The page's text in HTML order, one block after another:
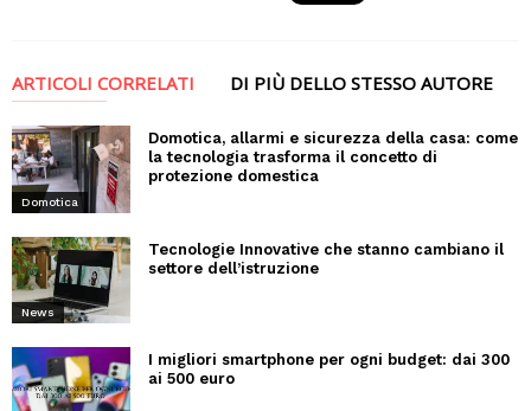
ARTICOLI CORRELATI DI PIÙ DELLO STESSO AUTORE
Domotica
Domotica, allarmi e sicurezza della casa: come
la tecnologia trasforma il concetto di
protezione domestica
News
Tecnologie Innovative che stanno cambiano il
settore dell’istruzione
I migliori smartphone per ogni budget: dai 300
ai 500 euro